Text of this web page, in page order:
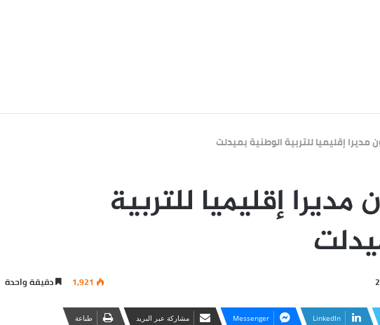
إقليميا للتربية الوطنية بميدلت
إقليميا للتربية
1,921 دقيقة واحدة
LinkedIn
Messenger مشاركة عبر البريد طباعة